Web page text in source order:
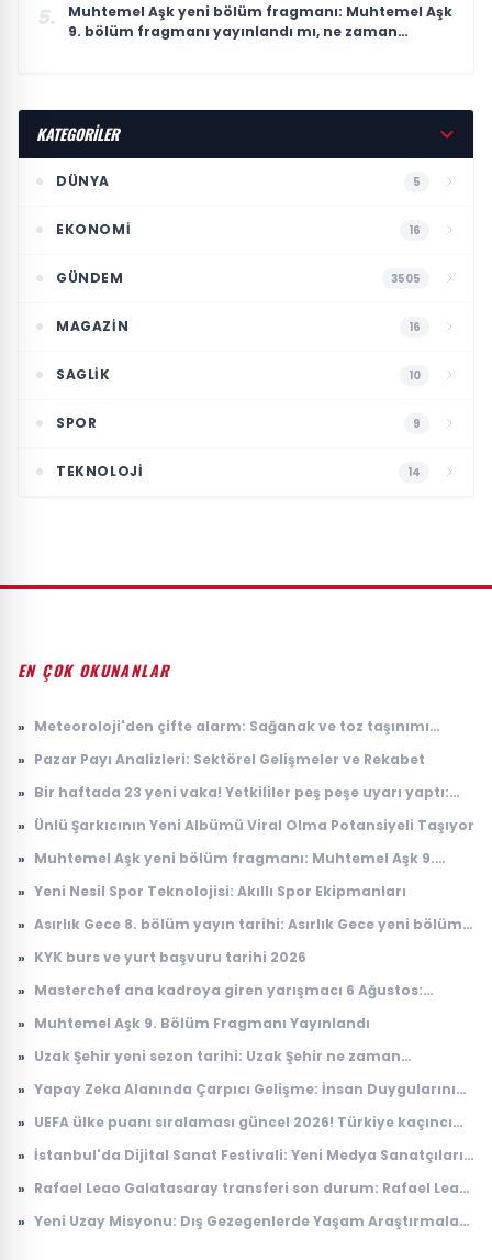
5.
Muhtemel Aşk yeni bölüm fragmanı: Muhtemel Aşk
9. bölüm fragmanı yayınlandı mı, ne zaman
KATEGORİLER
DÜNYA 5
EKONOMI 16
GÜNDEM 3505
MAGAZIN 16
SAGLIK 10
SPOR 9
TEKNOLOJI 14
EN ÇOK OKUNANLAR
» Meteoroloji'den çifte alarm: Sağanak ve toz taşınımı
» Pazar Payı Analizleri: Sektörel Gelişmeler ve Rekabet
» Bir haftada 23 yeni vaka! Yetkililer peş peşe uyarı yaptı:
» Ünlü Şarkıcının Yeni Albümü Viral Olma Potansiyeli Taşıyor
» Muhtemel Aşk yeni bölüm fragmanı: Muhtemel Aşk 9.
» Yeni Nesil Spor Teknolojisi: Akıllı Spor Ekipmanları
» Asırlık Gece 8. bölüm yayın tarihi: Asırlık Gece yeni bölüm
» KYK burs ve yurt başvuru tarihi 2026
» Masterchef ana kadroya giren yarışmacı 6 Ağustos:
» Muhtemel Aşk 9. Bölüm Fragmanı Yayınlandı
» Uzak Şehir yeni sezon tarihi: Uzak Şehir ne zaman
» Yapay Zeka Alanında Çarpıcı Gelişme: İnsan Duygularını
» UEFA ülke puanı sıralaması güncel 2026! Türkiye kaçıncı
» İstanbul'da Dijital Sanat Festivali: Yeni Medya Sanatçıları
» Rafael Leao Galatasaray transferi son durum: Rafael Leao
» Yeni Uzay Misyonu: Dış Gezegenlerde Yaşam Araştırmaları